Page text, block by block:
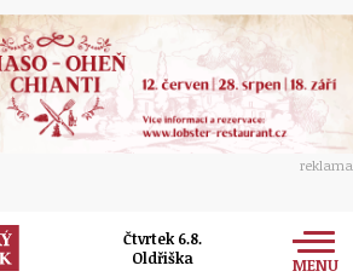
reklama
Čtvrtek 6.8.
Oldřiška
MENU